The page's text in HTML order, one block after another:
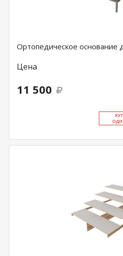
Ортопедическое основание
Цена
11 500